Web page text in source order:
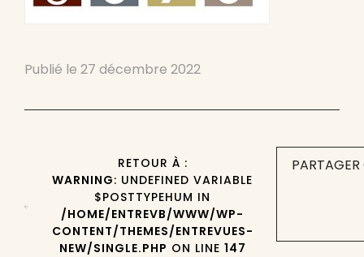
Publié le 27 décembre 2022
RETOUR À :
WARNING: UNDEFINED VARIABLE
$POSTTYPEHUM IN
/HOME/ENTREVB/WWW/WP-
CONTENT/THEMES/ENTREVUES-
NEW/SINGLE.PHP ON LINE 147